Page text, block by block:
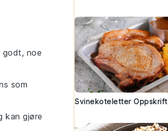
godt, noe
som
kan gjøre
Svinekoteletter Oppskrift